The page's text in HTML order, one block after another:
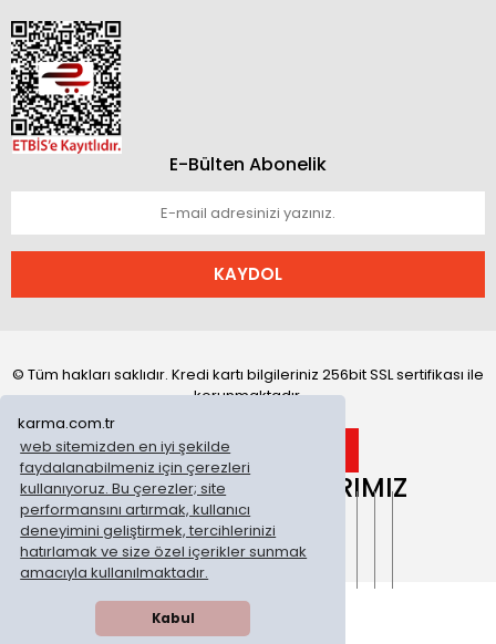
karma.com.tr
web sitemizden en iyi şekilde
faydalanabilmeniz için çerezleri
kullanıyoruz. Bu çerezler; site
performansını artırmak, kullanıcı
deneyimini geliştirmek, tercihlerinizi
hatırlamak ve size özel içerikler sunmak
amacıyla kullanılmaktadır.
Kabul
WhatsApp Sipariş
E-Bülten Abonelik
KAYDOL
© Tüm hakları saklıdır. Kredi kartı bilgileriniz 256bit SSL sertifikası ile
korunmaktadır.
ONLİNE MAĞAZALARIMIZ